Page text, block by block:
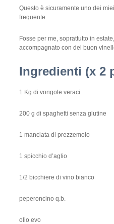
Questo è sicuramente uno dei
frequente.
Fosse per me, soprattutto in
accompagnato con del buon
Ingredienti (x 2
1 Kg di vongole veraci
200 g di spaghetti senza glutine
1 manciata di prezzemolo
1 spicchio d’aglio
1/2 bicchiere di vino bianco
peperoncino q.b.
olio evo